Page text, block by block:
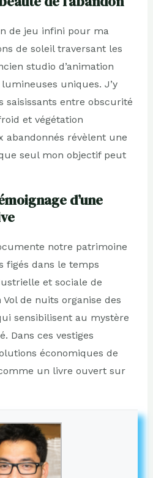
de jeu infini pour ma
de soleil traversant les
studio d’animation
uniques. J’y
saisissants entre obscurité
et végétation
abandonnés révèlent une
seul mon objectif peut
d’une
notre patrimoine
figés dans le temps
et sociale de
Vol de nuits organise des
sensibilisent au mystère
Dans ces vestiges
économiques de
un livre ouvert sur